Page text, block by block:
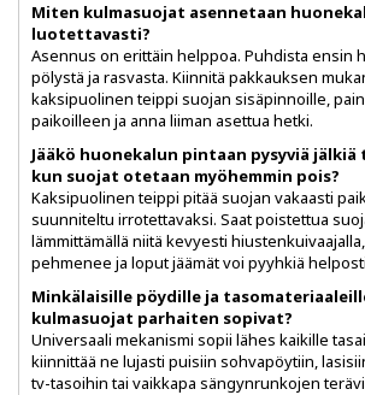
Miten kulmasuojat asennetaan
luotettavasti?
Asennus on erittäin helppoa. Puhdista ensin
pölystä ja rasvasta. Kiinnitä pakkauksen
kaksipuolinen teippi suojan sisäpinnoille,
paikoilleen ja anna liiman asettua hetki.
Jääkö huonekalun pintaan pysyviä jälkiä
kun suojat otetaan myöhemmin pois?
Kaksipuolinen teippi pitää suojan vakaasti
suunniteltu irrotettavaksi. Saat poistettua
lämmittämällä niitä kevyesti
pehmenee ja loput jäämät voi pyyhkiä
Minkälaisille pöydille ja
kulmasuojat parhaiten sopivat?
Universaali mekanismi sopii lähes kaikille
kiinnittää ne lujasti puisiin sohvapöytiin,
tv-tasoihin tai vaikkapa sängynrunkojen